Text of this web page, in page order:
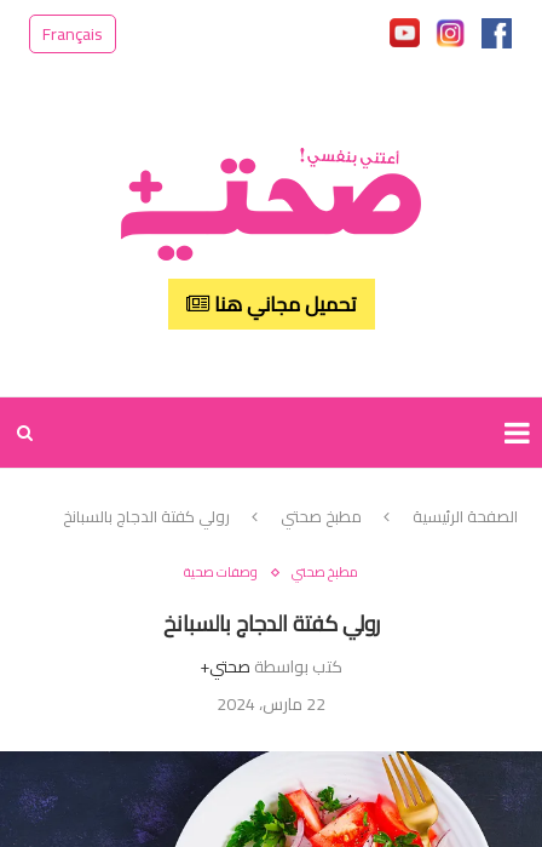
Français
تحميل مجاني هنا
الصفحة الرئيسية مطبخ صحتي رولي كفتة الدجاج بالسبانخ
مطبخ صحتي وصفات صحية
رولي كفتة الدجاج بالسبانخ
كتب بواسطةصحتي+
22 مارس، 2024